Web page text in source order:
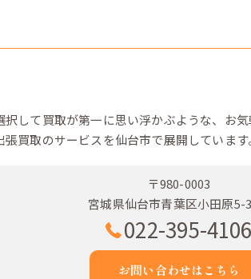
択して買取が第一に思い浮かぶような、お
買取のサービスを仙台市で展開しています
〒980-0003
宮城県仙台市青葉区小田原5-
022-395-4106
お問い合わせはこちら